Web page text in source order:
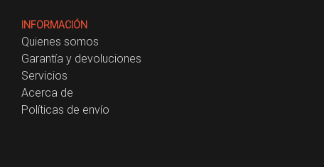
INFORMACIÓN
Quienes somos
Garantía y devoluciones
Servicios
Acerca de
Políticas de envío